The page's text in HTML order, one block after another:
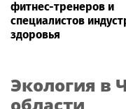
фитнес-тренеров и
специалистов
здоровья
Экология в